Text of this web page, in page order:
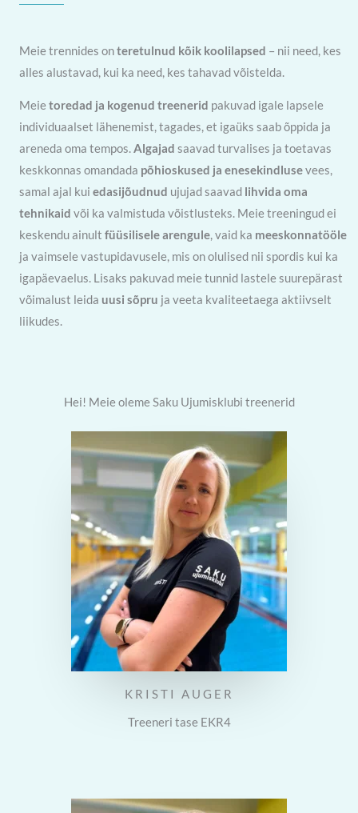
Meie trennides onteretulnud kõik koolilapsed – nii need, kes
alles alustavad, kui ka need, kes tahavad võistelda.
Meietoredad ja kogenud treenerid pakuvad igale lapsele
individuaalset lähenemist, tagades, et igaüks saab õppida ja
areneda oma tempos.Algajad saavad turvalises ja toetavas
keskkonnas omandada põhioskused ja enesekindlusevees,
samal ajal kui edasijõudnud ujujad saavad lihvida oma
tehnikaid või ka valmistuda võistlusteks. Meie treeningud ei
keskendu ainult füüsiliselearengule, vaid ka meeskonnatööle
ja vaimsele vastupidavusele, mis on olulised nii spordis kui ka
igapäevaelus. Lisaks pakuvad meie tunnid lastele suurepärast
võimalust leida uusi sõpru ja veeta kvaliteetaega aktiivselt
liikudes.
Hei! Meie oleme Saku Ujumisklubi treenerid
KRISTI AUGER
Treeneri tase EKR4